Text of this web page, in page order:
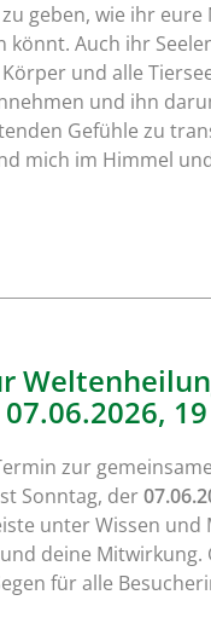
geben, wie ihr
könnt. Auch ihr
und alle
und ihn
Gefühle zu
mich im Himmel
zur
Sonntag, der
unter Wissen und
deine Mitwirkung.
für alle